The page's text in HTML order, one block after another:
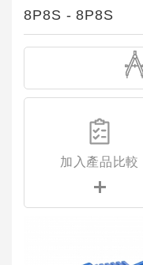
8P8S - 8P8S
加入產品比較